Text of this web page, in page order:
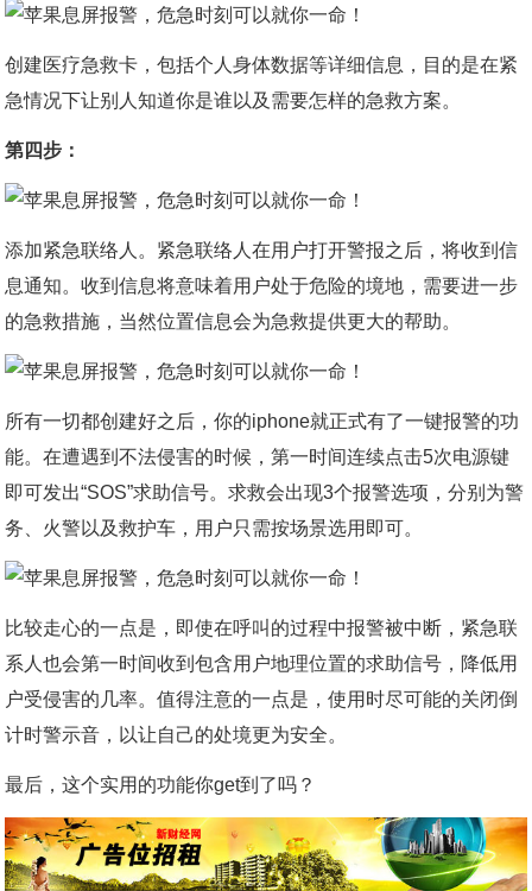
创建医疗急救卡，包括个人身体数据等详细信息，目的是在紧
急情况下让别人知道你是谁以及需要怎样的急救方案。
第四步：
添加紧急联络人。紧急联络人在用户打开警报之后，将收到信
息通知。收到信息将意味着用户处于危险的境地，需要进一步
的急救措施，当然位置信息会为急救提供更大的帮助。
所有一切都创建好之后，你的iphone就正式有了一键报警的功
能。在遭遇到不法侵害的时候，第一时间连续点击5次电源键
即可发出“SOS”求助信号。求救会出现3个报警选项，分别为警
务、火警以及救护车，用户只需按场景选用即可。
比较走心的一点是，即使在呼叫的过程中报警被中断，紧急联
系人也会第一时间收到包含用户地理位置的求助信号，降低用
户受侵害的几率。值得注意的一点是，使用时尽可能的关闭倒
计时警示音，以让自己的处境更为安全。
最后，这个实用的功能你get到了吗？